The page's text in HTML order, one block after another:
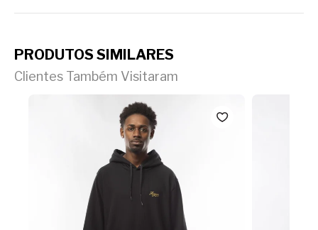
PRODUTOS SIMILARES
Clientes Também Visitaram